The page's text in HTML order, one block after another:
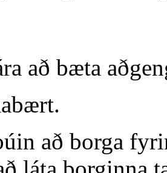
að bæta
að borga